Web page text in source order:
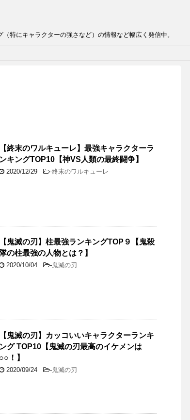
特にキャラクターの強さなど）の情報など幅広く発信中。
【終末のワルキューレ】最強キャラクターラ
ンキングTOP10【神VS人類の最終闘争】
2020/12/29 -終末のワルキューレ
【鬼滅の刃】柱最強ランキングTOP９【鬼殺
隊の柱最強の人物とは？】
2020/10/04 -鬼滅の刃
【鬼滅の刃】カッコいいキャラクターランキ
ング TOP10【鬼滅の刃最高のイケメンは
○○！】
2020/09/24 -鬼滅の刃